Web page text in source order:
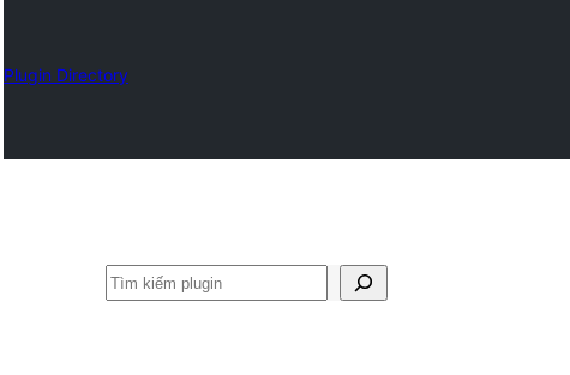
Plugin Directory
Tìm